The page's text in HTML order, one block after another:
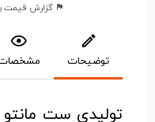
گزارش قیمت
توضیحات
تولیدی ست مانتو